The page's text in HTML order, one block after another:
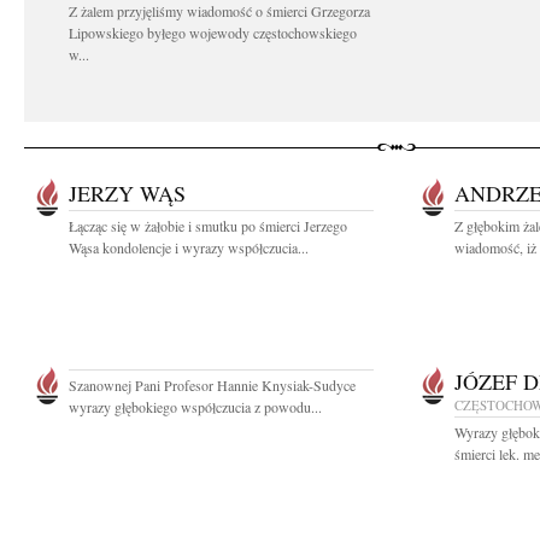
Z żalem przyjęliśmy wiadomość o śmierci Grzegorza
Lipowskiego byłego wojewody częstochowskiego
w...
JERZY WĄS
Łącząc się w żałobie i smutku po śmierci Jerzego
Wąsa kondolencje i wyrazy współczucia...
Z głębokim
wiadomość, iż
Szanownej Pani Profesor Hannie Knysiak-Sudyce
wyrazy głębokiego współczucia z powodu...
JÓZEF
Wyrazy
śmierci lek.